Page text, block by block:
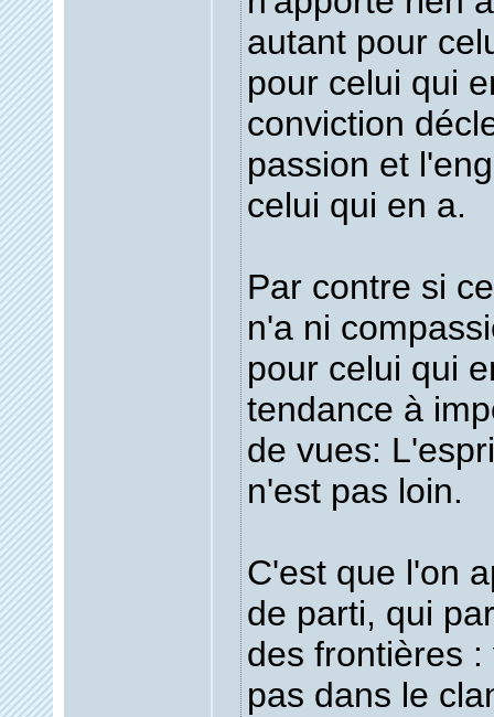
autant pour
pour celui qui
conviction
passion et
celui qui en a.
Par contre si
n'a ni
pour celui qui
tendance à
de vues:
n'est pas loin.
C'est que l'on
de parti, qui
des frontières
pas dans le